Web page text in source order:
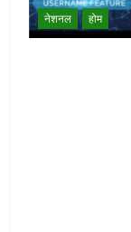
नेशनल होम